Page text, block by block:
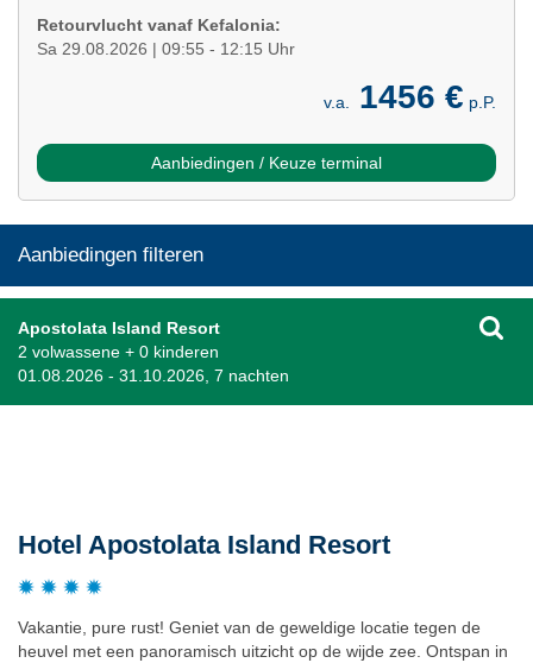
Retourvlucht vanaf Kefalonia:
Sa 29.08.2026 | 09:55 - 12:15 Uhr
v.a. 1456 € p.P.
Aanbiedingen / Keuze terminal
Aanbiedingen filteren
Apostolata Island Resort
2 volwassene + 0 kinderen
01.08.2026 - 31.10.2026, 7 nachten
Hotel Apostolata Island Resort
Vakantie, pure rust! Geniet van de geweldige locatie tegen de
heuvel met een panoramisch uitzicht op de wijde zee. Ontspan in